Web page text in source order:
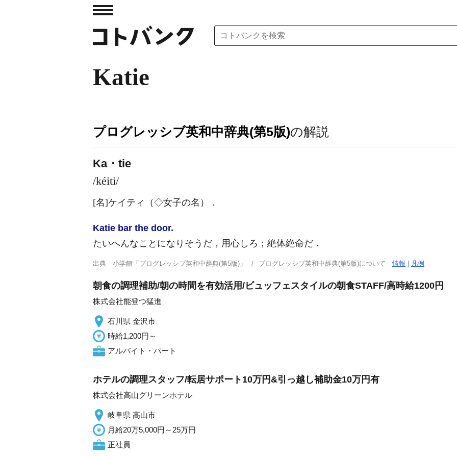
Katie
プログレッシブ英和中辞典(第5版)の解説
Ka・tie
/kéiti/
[名]ケイティ（◇女子の名） ．
Katie bar the door.
たいへんなことになりそうだ，用心しろ；絶体絶命だ ．
出典 小学館「プログレッシブ英和中辞典(第5版)」 プログレッシブ英和中辞典(第5版)について情報 凡例
朝食の調理補助/朝の時間を有効活用/ビュッフェスタイルの朝食STAFF/高時給1200円
株式会社能登つ猛進
石川県 金沢市
時給1,200円～
アルバイト・パート
ホテルの調理スタッフ/転居サポート10万円&引っ越し補助金10万円有
株式会社高山グリーンホテル
岐阜県 高山市
月給20万5,000円～25万円
正社員